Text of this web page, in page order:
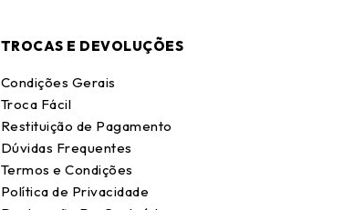
TROCAS E DEVOLUÇÕES
Condições Gerais
Troca Fácil
Restituição de Pagamento
Dúvidas Frequentes
Termos e Condições
Política de Privacidade